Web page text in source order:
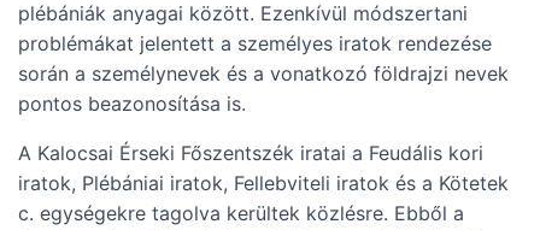
plébániák anyagai között. Ezenkívül módszertani
problémákat jelentett a személyes iratok rendezése
során a személynevek és a vonatkozó földrajzi nevek
pontos beazonosítása is.
A Kalocsai Érseki Főszentszék iratai a Feudális kori
iratok, Plébániai iratok, Fellebviteli iratok és a Kötetek
c. egységekre tagolva kerültek közlésre. Ebből a